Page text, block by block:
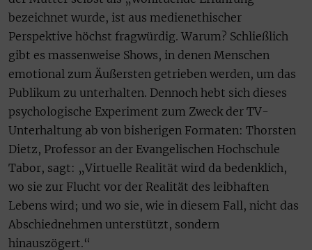
bezeichnet wurde, ist aus medienethischer
Perspektive höchst fragwürdig. Warum? Schließlich
gibt es massenweise Shows, in denen Menschen
emotional zum Äußersten getrieben werden, um das
Publikum zu unterhalten. Dennoch hebt sich dieses
psychologische Experiment zum Zweck der TV-
Unterhaltung ab von bisherigen Formaten: Thorsten
Dietz, Professor an der Evangelischen Hochschule
Tabor, sagt: „Virtuelle Realität wird da bedenklich,
wo sie zur Flucht vor der Realität des leibhaften
Lebens wird; und wo sie, wie in diesem Fall, nicht das
Abschiednehmen unterstützt, sondern
hinauszögert.“